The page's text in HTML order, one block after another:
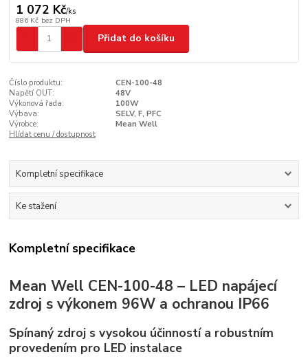
1 072 Kč/ks
886 Kč bez DPH
Přidat do košíku
Číslo produktu:
CEN-100-48
Napětí OUT:
48V
Výkonová řada:
100W
Výbava:
SELV, F, PFC
Výrobce:
Mean Well
Hlídat cenu / dostupnost
Kompletní specifikace
Ke stažení
Kompletní specifikace
Mean Well CEN-100-48 – LED napájecí
zdroj s výkonem 96W a ochranou IP66
Spínaný zdroj s vysokou účinností a robustním
provedením pro LED instalace